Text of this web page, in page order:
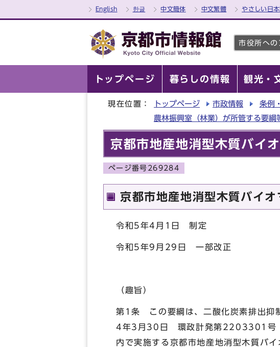
English 한글 中文簡体 中文繁體 やさしい日
市役所への
トップページ 暮らしの情報 観光・
現在位置： トップページ 市政情報 条例
農林振興室（林業）が所管する要綱
京都市地産地消型木質バイ
ページ番号269284
京都市地産地消型木質バイ
令和5年4月1日 制定
令和5年9月29日 一部改正
（趣旨）
第1条 この要綱は、二酸化炭素排出抑
4年3月30日 環政計発第2203301号
内で実施する京都市地産地消型木質バ